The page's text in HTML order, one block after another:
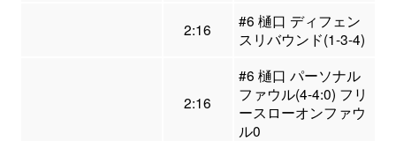
2:16
#6 樋口 ディフェン
スリバウンド(1-3-4)
2:16
#6 樋口 パーソナル
ファウル(4-4:0) フリ
ースローオンファウ
ル0